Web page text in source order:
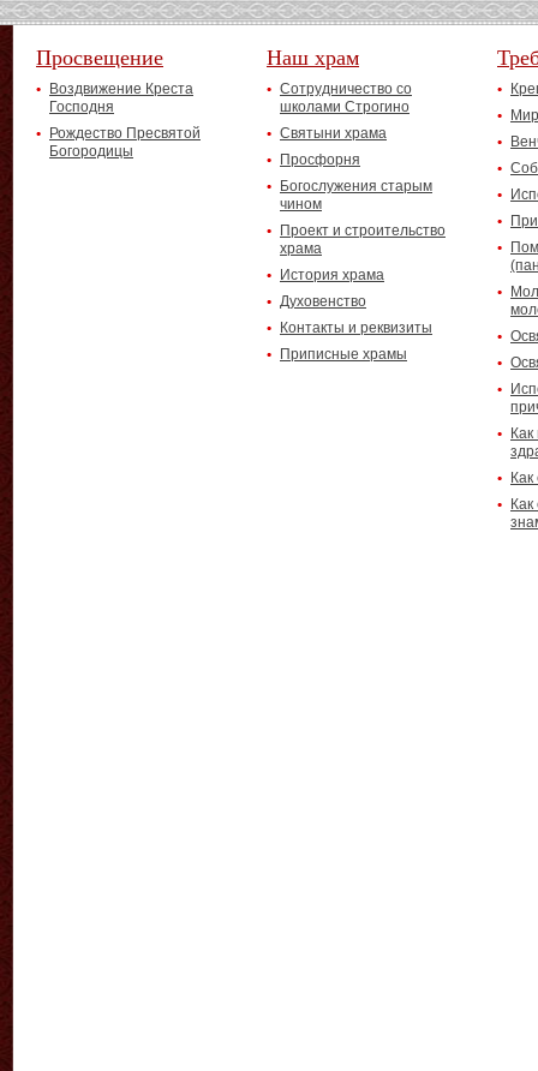
Просвещение
Воздвижение Креста
Господня
Рождество Пресвятой
Богородицы
Наш храм
Сотрудничество со
школами Строгино
Святыни храма
Просфорня
Богослужения старым
чином
Проект и строительство
храма
История храма
Духовенство
Контакты и реквизиты
Приписные храмы
Как